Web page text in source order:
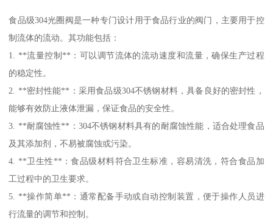
食品级304光圈阀是一种专门设计用于食品行业的阀门，主要用于控
制流体的流动。其功能包括：
1. **流量控制**：可以调节流体的流动速度和流量，确保生产过程
的稳定性。
2. **密封性能**：采用食品级304不锈钢材料，具备良好的密封性，
能够有效防止液体泄漏，保证食品的安全性。
3. **耐腐蚀性**：304不锈钢材料具有的耐腐蚀性能，适合处理食品
及其添加剂，不易被腐蚀或污染。
4. **卫生性**：食品级材料符合卫生标准，容易清洗，符合食品加
工过程中的卫生要求。
5. **操作简单**：通常配备手动或自动控制装置，便于操作人员进
行流量的调节和控制。